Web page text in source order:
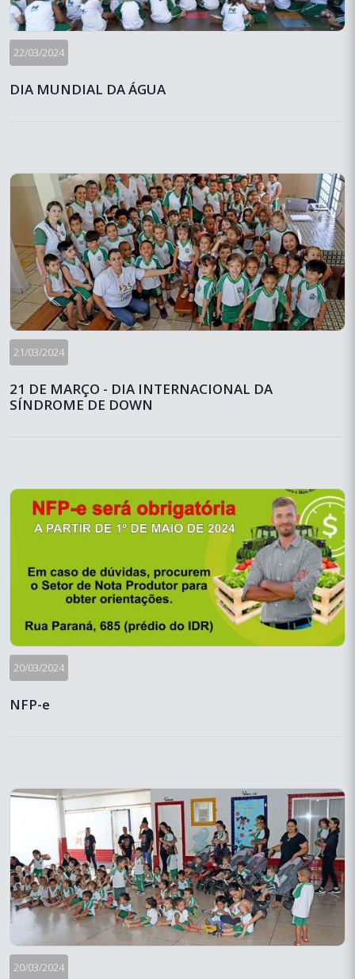
22/03/2024
DIA MUNDIAL DA ÁGUA
21/03/2024
21 DE MARÇO - DIA INTERNACIONAL DA
SÍNDROME DE DOWN
20/03/2024
NFP-e
20/03/2024